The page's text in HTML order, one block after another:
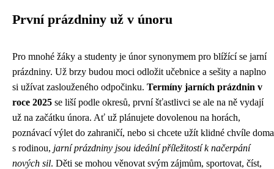
První prázdniny už v únoru
Pro mnohé žáky a studenty je únor synonymem pro blížící se jarní
prázdniny. Už brzy budou moci odložit učebnice a sešity a naplno
si užívat zaslouženého odpočinku. Termíny jarních prázdnin v
roce 2025 se liší podle okresů, první šťastlivci se ale na ně vydají
už na začátku února. Ať už plánujete dovolenou na horách,
poznávací výlet do zahraničí, nebo si chcete užít klidné chvíle doma
s rodinou, jarní prázdniny jsou ideální příležitostí k načerpání
nových sil. Děti se mohou věnovat svým zájmům, sportovat, číst,